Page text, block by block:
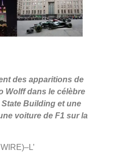
des apparitions de
Wolff dans le célèbre
State Building et une
voiture de F1 sur la